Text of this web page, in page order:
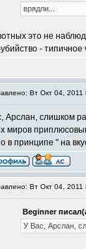
врядли...
это не
- типичное
Вт Окт 04, 2011
Арслан, слишком
миров
в принципе " на
Вт Окт 04, 2011
Beginner
У Вас, Арслан,